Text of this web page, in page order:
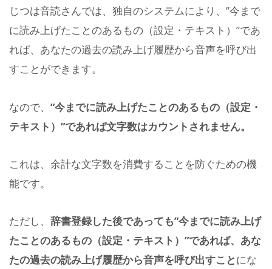
じつは音読さんでは、独自のシステムにより、”今まで
に読み上げたことのあるもの（設定・テキスト）”であ
れば、あなたの過去の読み上げ履歴から音声を呼び出
すことができます。
なので、 ”今までに読み上げたことのあるもの（設定・
テキスト）”であれば文字数はカウントされません。
これは、余計な文字数を消費することを防ぐための機
能です。
ただし、 辞書登録した後であっても”今までに読み上げ
たことのあるもの（設定・テキスト）”であれば、あな
たの過去の読み上げ履歴から音声を呼び出すことにな